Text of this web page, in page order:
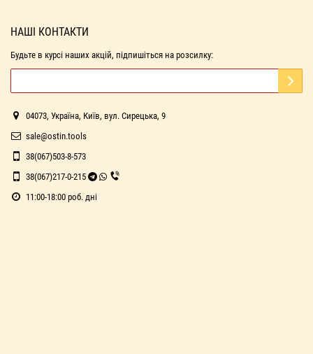
НАШІ КОНТАКТИ
Будьте в курсі наших акцій, підпишіться на розсилку:
04073, Україна, Київ, вул. Сирецька, 9
sale@ostin.tools
38(067)503-8-573
38(067)217-0-215
11:00-18:00 роб. дні